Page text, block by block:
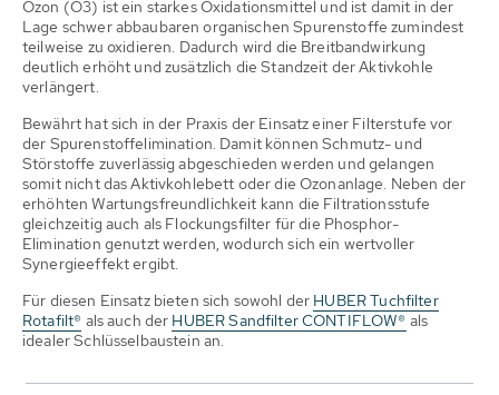
Ozon (O3) ist ein starkes Oxidationsmittel und ist damit in der
Lage schwer abbaubaren organischen Spurenstoffe zumindest
teilweise zu oxidieren. Dadurch wird die Breitbandwirkung
deutlich erhöht und zusätzlich die Standzeit der Aktivkohle
verlängert.
Bewährt hat sich in der Praxis der Einsatz einer Filterstufe vor
der Spurenstoffelimination. Damit können Schmutz- und
Störstoffe zuverlässig abgeschieden werden und gelangen
somit nicht das Aktivkohlebett oder die Ozonanlage. Neben der
erhöhten Wartungsfreundlichkeit kann die Filtrationsstufe
gleichzeitig auch als Flockungsfilter für die Phosphor-
Elimination genutzt werden, wodurch sich ein wertvoller
Synergieeffekt ergibt.
Für diesen Einsatz bieten sich sowohl der HUBER Tuchfilter
Rotafilt® als auch der HUBER Sandfilter CONTIFLOW® als
idealer Schlüsselbaustein an.